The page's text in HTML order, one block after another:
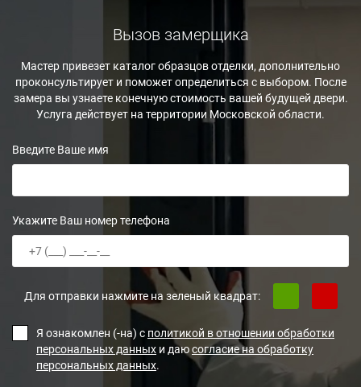
Вызов замерщика
Мастер привезет каталог образцов отделки, дополнительно
проконсультирует и поможет определиться с выбором. После
замера вы узнаете конечную стоимость вашей будущей двери.
Услуга действует на территории Московской области.
Введите Ваше имя
Укажите Ваш номер телефона
Для отправки нажмите на зеленый квадрат:
Я ознакомлен (-на) с политикой в отношении обработки
персональных данных и даюсогласие на обработку
персональных данных.